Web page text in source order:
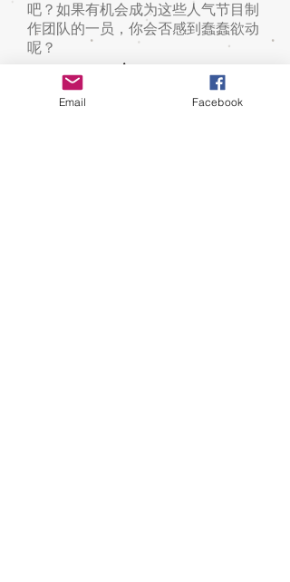
吧？如果有机会成为这些人气节目制
作团队的一员，你会否感到蠢蠢欲动
呢？
Email Facebook